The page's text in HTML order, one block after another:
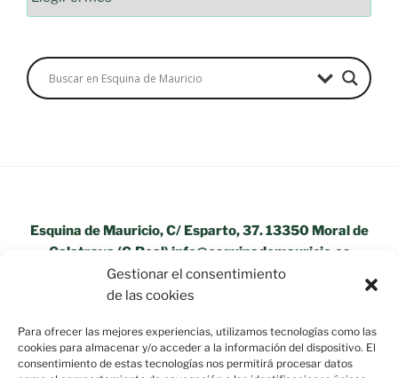
Gestionar el consentimiento
de las cookies
Para ofrecer las mejores experiencias, utilizamos tecnologías como las
cookies para almacenar y/o acceder a la información del dispositivo. El
consentimiento de estas tecnologías nos permitirá procesar datos
Esquina de Mauricio, C/ Esparto, 37. 13350 Moral de
Calatrava (C.Real) info@esquinademauricio.es
«Aviso Legal»